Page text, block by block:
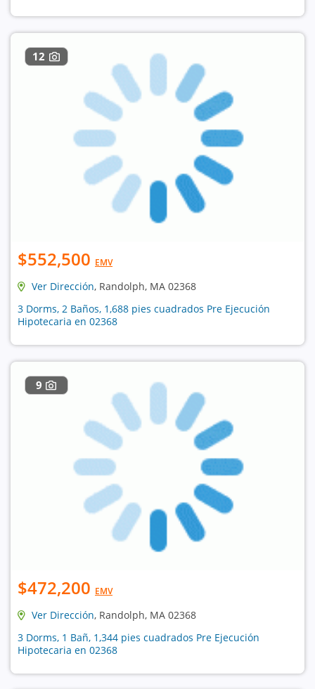
12
$552,500 EMV
Ver Dirección, Randolph, MA 02368
3 Dorms, 2 Baños, 1,688 pies cuadrados Pre Ejecución
Hipotecaria en 02368
9
$472,200 EMV
Ver Dirección, Randolph, MA 02368
3 Dorms, 1 Bañ, 1,344 pies cuadrados Pre Ejecución
Hipotecaria en 02368